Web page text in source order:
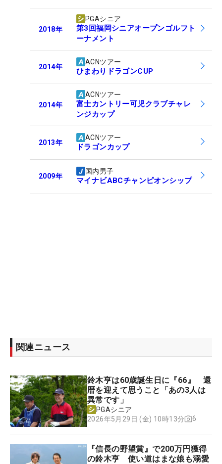
2018年
PGAシニア
第3回福岡シニアオープンゴルフト
ーナメント
2014年
ACNツアー
ひまわりドラゴンCUP
2014年
ACNツアー
富士カントリー可児クラブチャレ
ンジカップ
2013年
ACNツアー
ドラゴンカップ
2009年
国内男子
マイナビABCチャンピオンシップ
関連ニュース
鈴木亨は60歳誕生日に『66』 還
暦を迎えて思うこと「あの3人は
異常です」
PGAシニア
2026年5月29日 (金) 10時13分
6
『信長の野望賞』で200万円獲得
の鈴木亨 使い道はまな娘も溺愛